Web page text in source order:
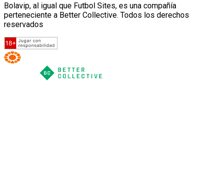
Bolavip, al igual que Futbol Sites, es una compañía
perteneciente a Better Collective. Todos los derechos
reservados